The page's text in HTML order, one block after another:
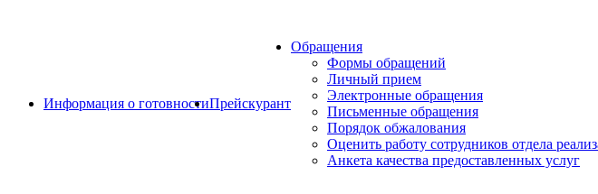
Информация о готовностиПрейскурант
Обращения
Формы обращений
Личный прием
Электронные обращения
Письменные обращения
Порядок обжалования
Оценить работу сотрудников отдела
Анкета качества предоставленных услуг